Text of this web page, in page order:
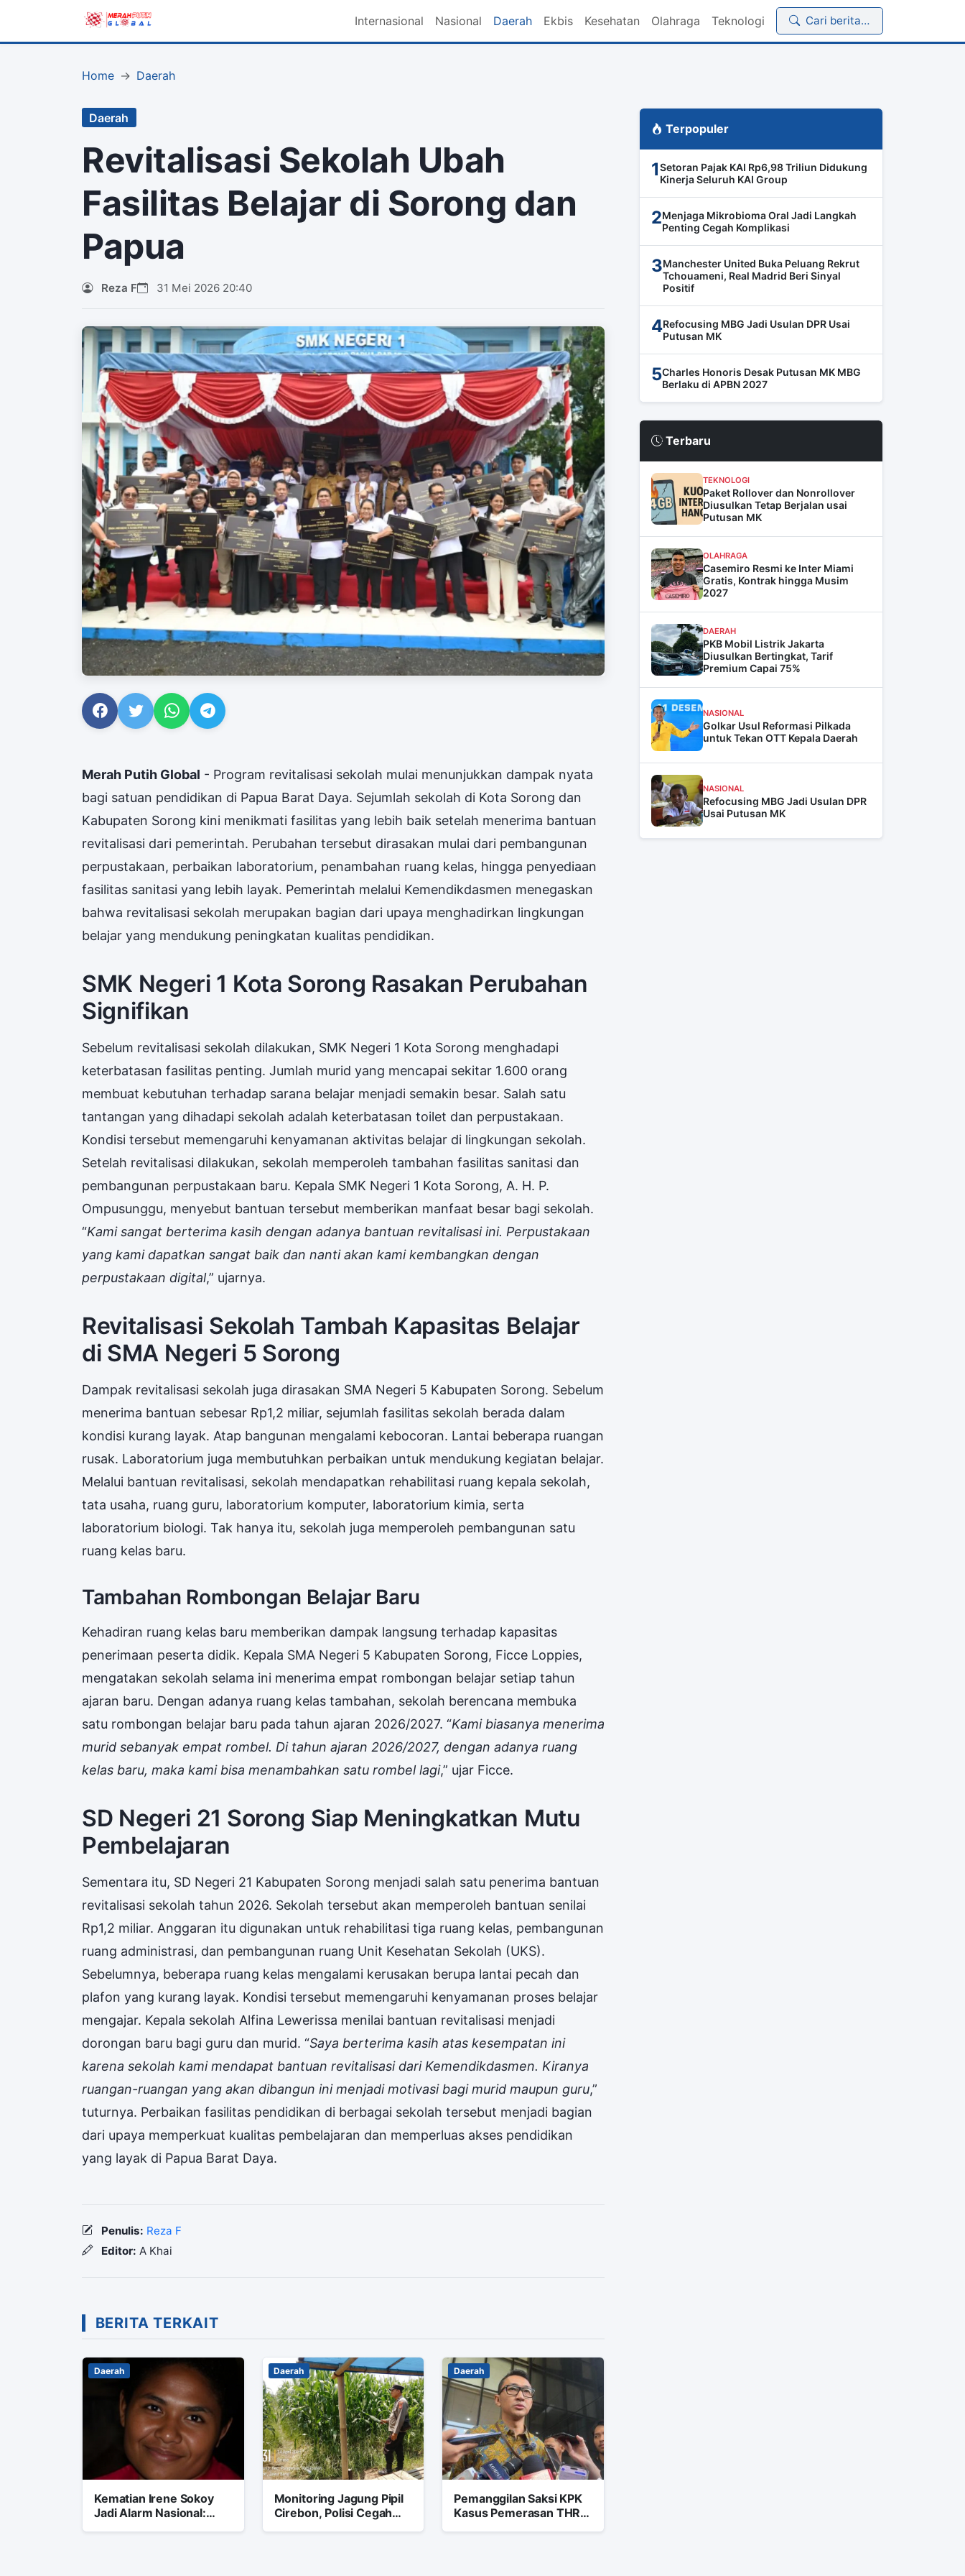
Internasional Nasional Daerah Ekbis Kesehatan Olahraga Teknologi Cari berita…
Home Daerah
Daerah
Revitalisasi Sekolah Ubah
Fasilitas Belajar di Sorong dan
Papua
Reza F 31 Mei 2026 20:40
Merah Putih Global - Program revitalisasi sekolah mulai menunjukkan dampak nyata
bagi satuan pendidikan di Papua Barat Daya. Sejumlah sekolah di Kota Sorong dan
Kabupaten Sorong kini menikmati fasilitas yang lebih baik setelah menerima bantuan
revitalisasi dari pemerintah. Perubahan tersebut dirasakan mulai dari pembangunan
perpustakaan, perbaikan laboratorium, penambahan ruang kelas, hingga penyediaan
fasilitas sanitasi yang lebih layak. Pemerintah melalui Kemendikdasmen menegaskan
bahwa revitalisasi sekolah merupakan bagian dari upaya menghadirkan lingkungan
belajar yang mendukung peningkatan kualitas pendidikan.
SMK Negeri 1 Kota Sorong Rasakan Perubahan
Signifikan
Sebelum revitalisasi sekolah dilakukan, SMK Negeri 1 Kota Sorong menghadapi
keterbatasan fasilitas penting. Jumlah murid yang mencapai sekitar 1.600 orang
membuat kebutuhan terhadap sarana belajar menjadi semakin besar. Salah satu
tantangan yang dihadapi sekolah adalah keterbatasan toilet dan perpustakaan.
Kondisi tersebut memengaruhi kenyamanan aktivitas belajar di lingkungan sekolah.
Setelah revitalisasi dilakukan, sekolah memperoleh tambahan fasilitas sanitasi dan
pembangunan perpustakaan baru. Kepala SMK Negeri 1 Kota Sorong, A. H. P.
Ompusunggu, menyebut bantuan tersebut memberikan manfaat besar bagi sekolah.
“Kami sangat berterima kasih dengan adanya bantuan revitalisasi ini. Perpustakaan
yang kami dapatkan sangat baik dan nanti akan kami kembangkan dengan
perpustakaan digital,” ujarnya.
Revitalisasi Sekolah Tambah Kapasitas Belajar
di SMA Negeri 5 Sorong
Dampak revitalisasi sekolah juga dirasakan SMA Negeri 5 Kabupaten Sorong. Sebelum
menerima bantuan sebesar Rp1,2 miliar, sejumlah fasilitas sekolah berada dalam
kondisi kurang layak. Atap bangunan mengalami kebocoran. Lantai beberapa ruangan
rusak. Laboratorium juga membutuhkan perbaikan untuk mendukung kegiatan belajar.
Melalui bantuan revitalisasi, sekolah mendapatkan rehabilitasi ruang kepala sekolah,
tata usaha, ruang guru, laboratorium komputer, laboratorium kimia, serta
laboratorium biologi. Tak hanya itu, sekolah juga memperoleh pembangunan satu
ruang kelas baru.
Tambahan Rombongan Belajar Baru
Kehadiran ruang kelas baru memberikan dampak langsung terhadap kapasitas
penerimaan peserta didik. Kepala SMA Negeri 5 Kabupaten Sorong, Ficce Loppies,
mengatakan sekolah selama ini menerima empat rombongan belajar setiap tahun
ajaran baru. Dengan adanya ruang kelas tambahan, sekolah berencana membuka
satu rombongan belajar baru pada tahun ajaran 2026/2027. “Kami biasanya menerima
murid sebanyak empat rombel. Di tahun ajaran 2026/2027, dengan adanya ruang
kelas baru, maka kami bisa menambahkan satu rombel lagi,” ujar Ficce.
SD Negeri 21 Sorong Siap Meningkatkan Mutu
Pembelajaran
Sementara itu, SD Negeri 21 Kabupaten Sorong menjadi salah satu penerima bantuan
revitalisasi sekolah tahun 2026. Sekolah tersebut akan memperoleh bantuan senilai
Rp1,2 miliar. Anggaran itu digunakan untuk rehabilitasi tiga ruang kelas, pembangunan
ruang administrasi, dan pembangunan ruang Unit Kesehatan Sekolah (UKS).
Sebelumnya, beberapa ruang kelas mengalami kerusakan berupa lantai pecah dan
plafon yang kurang layak. Kondisi tersebut memengaruhi kenyamanan proses belajar
mengajar. Kepala sekolah Alfina Lewerissa menilai bantuan revitalisasi menjadi
dorongan baru bagi guru dan murid. “Saya berterima kasih atas kesempatan ini
karena sekolah kami mendapat bantuan revitalisasi dari Kemendikdasmen. Kiranya
ruangan-ruangan yang akan dibangun ini menjadi motivasi bagi murid maupun guru,”
tuturnya. Perbaikan fasilitas pendidikan di berbagai sekolah tersebut menjadi bagian
dari upaya memperkuat kualitas pembelajaran dan memperluas akses pendidikan
yang layak di Papua Barat Daya.
Penulis: Reza F
Editor: A Khai
BERITA TERKAIT
Daerah
Kematian Irene Sokoy
Jadi Alarm Nasional:
Daerah
Monitoring Jagung Pipil
Cirebon, Polisi Cegah
Daerah
Pemanggilan Saksi KPK
Kasus Pemerasan THR
Terpopuler
1Setoran Pajak KAI Rp6,98 Triliun Didukung
Kinerja Seluruh KAI Group
2Menjaga Mikrobioma Oral Jadi Langkah
Penting Cegah Komplikasi
3Manchester United Buka Peluang Rekrut
Tchouameni, Real Madrid Beri Sinyal
Positif
4Refocusing MBG Jadi Usulan DPR Usai
Putusan MK
5Charles Honoris Desak Putusan MK MBG
Berlaku di APBN 2027
Terbaru
TEKNOLOGI
Paket Rollover dan Nonrollover
Diusulkan Tetap Berjalan usai
Putusan MK
OLAHRAGA
Casemiro Resmi ke Inter Miami
Gratis, Kontrak hingga Musim
2027
DAERAH
PKB Mobil Listrik Jakarta
Diusulkan Bertingkat, Tarif
Premium Capai 75%
NASIONAL
Golkar Usul Reformasi Pilkada
untuk Tekan OTT Kepala Daerah
NASIONAL
Refocusing MBG Jadi Usulan DPR
Usai Putusan MK